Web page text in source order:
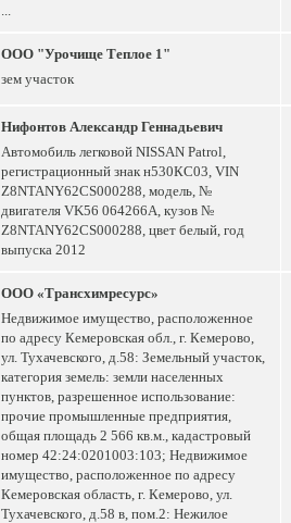
...
ООО "Урочище Теплое 1"
зем участок
Нифонтов Александр Геннадьевич
Автомобиль легковой NISSAN Patrol,
регистрационный знак н530КС03, VIN
Z8NTANY62CS000288, модель, №
двигателя VK56 064266A, кузов №
Z8NTANY62CS000288, цвет белый, год
выпуска 2012
ООО «Трансхимресурс»
Недвижимое имущество, расположенное
по адресу Кемеровская обл., г. Кемерово,
ул. Тухачевского, д.58: Земельный участок,
категория земель: земли населенных
пунктов, разрешенное использование:
прочие промышленные предприятия,
общая площадь 2 566 кв.м., кадастровый
номер 42:24:0201003:103; Недвижимое
имущество, расположенное по адресу
Кемеровская область, г. Кемерово, ул.
Тухачевского, д.58 в, пом.2: Нежилое